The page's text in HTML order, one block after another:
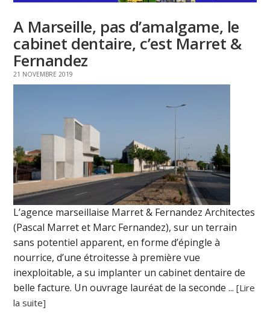
A Marseille, pas d’amalgame, le
cabinet dentaire, c’est Marret &
Fernandez
21 NOVEMBRE 2019
L’agence marseillaise Marret & Fernandez Architectes
(Pascal Marret et Marc Fernandez), sur un terrain
sans potentiel apparent, en forme d’épingle à
nourrice, d’une étroitesse à première vue
inexploitable, a su implanter un cabinet dentaire de
belle facture. Un ouvrage lauréat de la seconde ...[Lire
la suite]